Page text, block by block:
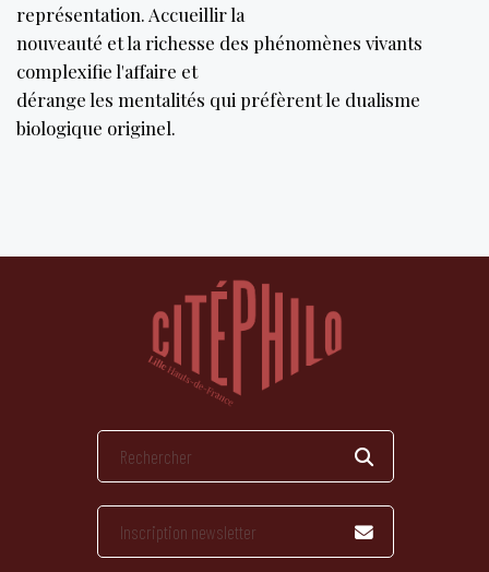
représentation. Accueillir la
nouveauté et la richesse des phénomènes vivants
complexifie l'affaire et
dérange les mentalités qui préfèrent le dualisme
biologique originel.